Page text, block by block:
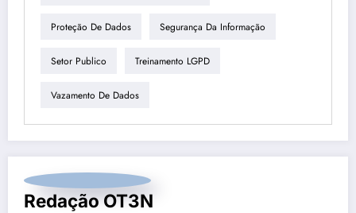
Proteção De Dados Segurança Da Informação
Setor Publico Treinamento LGPD
Vazamento De Dados
Redação OT3N